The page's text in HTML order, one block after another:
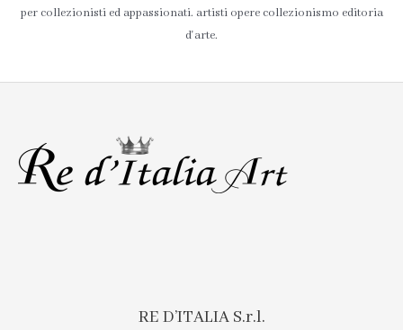
per collezionisti ed appassionati. artisti opere collezionismo editoria
d'arte.
RE D’ITALIA S.r.l.